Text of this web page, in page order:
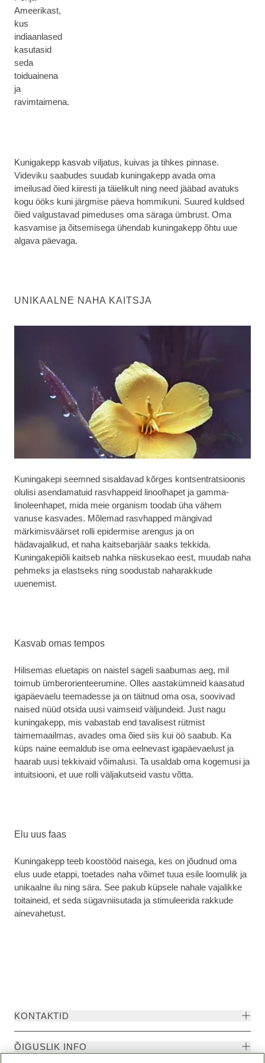
Ameerikast,
kus
indiaanlased
kasutasid
seda
toiduainena
ja
ravimtaimena.
Kunigakepp kasvab viljatus, kuivas ja tihkes pinnase.
Videviku saabudes suudab kuningakepp avada oma
imeilusad õied kiiresti ja täielikult ning need jääbad avatuks
kogu ööks kuni järgmise päeva hommikuni. Suured kuldsed
õied valgustavad pimeduses oma säraga ümbrust. Oma
kasvamise ja õitsemisega ühendab kuningakepp õhtu uue
algava päevaga.
UNIKAALNE NAHA KAITSJA
Kuningakepi seemned sisaldavad kõrges kontsentratsioonis
olulisi asendamatuid rasvhappeid linoolhapet ja gamma-
linoleenhapet, mida meie organism toodab üha vähem
vanuse kasvades. Mõlemad rasvhapped mängivad
märkimisväärset rolli epidermise arengus ja on
hädavajalikud, et naha kaitsebarjäär saaks tekkida.
Kuningakepiõli kaitseb nahka niiskusekao eest, muudab naha
pehmeks ja elastseks ning soodustab naharakkude
uuenemist.
Kasvab omas tempos
Hilisemas eluetapis on naistel sageli saabumas aeg, mil
toimub ümberorienteerumine. Olles aastakümneid kaasatud
igapäevaelu teemadesse ja on täitnud oma osa, soovivad
naised nüüd otsida uusi vaimseid väljundeid. Just nagu
kuningakepp, mis vabastab end tavalisest rütmist
taimemaailmas, avades oma õied siis kui öö saabub. Ka
küps naine eemaldub ise oma eelnevast igapäevaelust ja
haarab uusi tekkivaid võimalusi. Ta usaldab oma kogemusi ja
intuitsiooni, et uue rolli väljakutseid vastu võtta.
Elu uus faas
Kuningakepp teeb koostööd naisega, kes on jõudnud oma
elus uude etappi, toetades naha võimet tuua esile loomulik ja
unikaalne ilu ning sära. See pakub küpsele nahale vajalikke
toitaineid, et seda sügavniisutada ja stimuleerida rakkude
ainevahetust.
KONTAKTID
ÕIGUSLIK INFO